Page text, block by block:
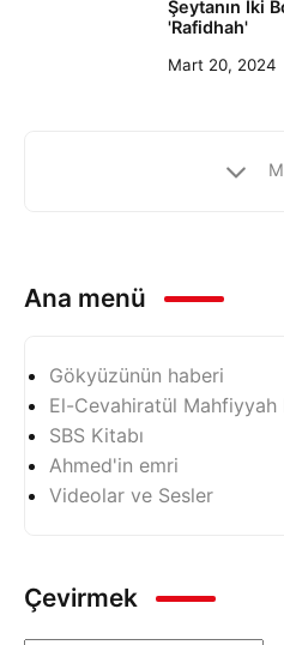
Şeytanın İki
'Rafidhah'
Mart 20, 2024
Ana menü
Gökyüzünün haberi
El-Cevahiratül Mahfiyyah
SBS Kitabı
Ahmed'in emri
Videolar ve Sesler
Çevirmek